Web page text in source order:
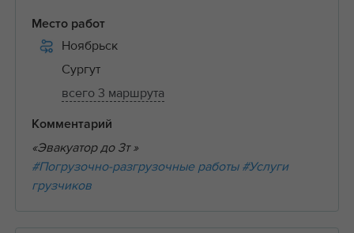
Место работ
Ноябрьск
Сургут
всего 3 маршрута
Комментарий
«Эвакуатор до 3т »
#Погрузочно-разгрузочные работы #Услуги
грузчиков